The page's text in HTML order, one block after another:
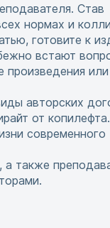
Став
нормах и
готовите к
встают
произведения или
авторских
от
современного
также